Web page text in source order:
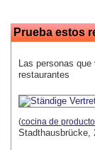
Prueba estos
Las personas
restaurantes
(cocina de
Stadthausbrücke,